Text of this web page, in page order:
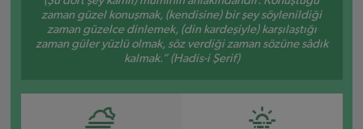
zaman güzel konuşmak, (kendisine) bir şey söylenildiği
zaman güzelce dinlemek, (din kardeşiyle) karşılaştığı
zaman güler yüzlü olmak, söz verdiği zaman sözüne sâdık
kalmak.” (Hadis-i Şerif)